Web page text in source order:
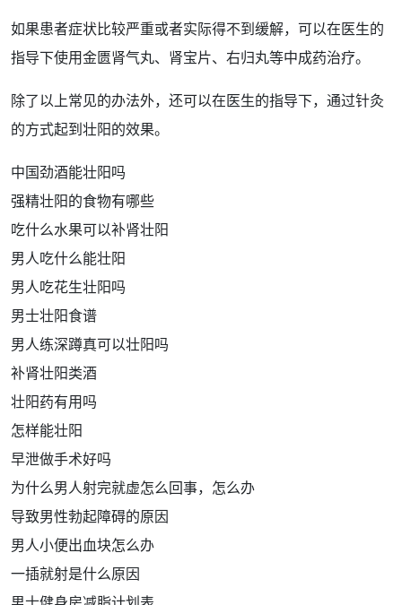
如果患者症状比较严重或者实际得不到缓解，可以在医生的
指导下使用金匮肾气丸、 肾宝片、 右归丸等中成药治疗。
除了以上常见的办法外，还可以在医生的指导下，通过针灸
的方式起到壮阳的效果。
中国劲酒能壮阳吗
强精壮阳的食物有哪些
吃什么水果可以补肾壮阳
男人吃什么能壮阳
男人吃花生壮阳吗
男士壮阳食谱
男人练深蹲真可以壮阳吗
补肾壮阳类酒
壮阳药有用吗
怎样能壮阳
早泄做手术好吗
为什么男人射完就虚怎么回事，怎么办
导致男性勃起障碍的原因
男人小便出血块怎么办
一插就射是什么原因